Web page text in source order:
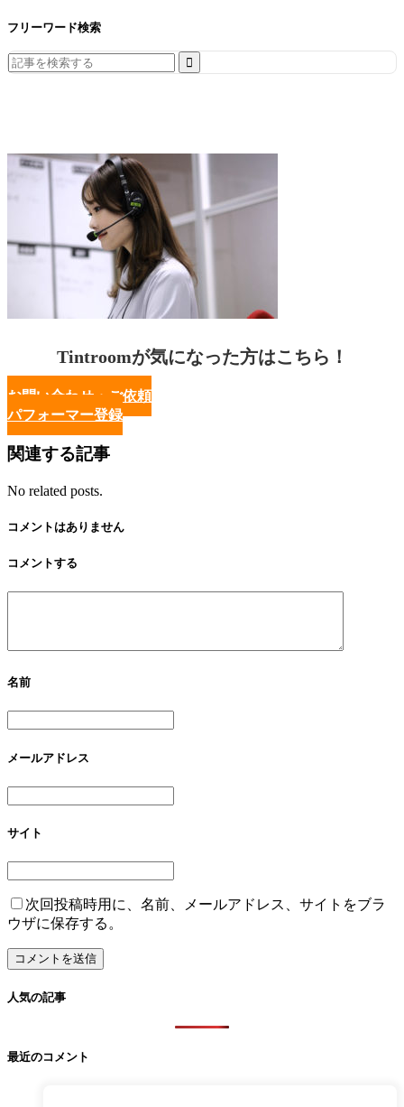
フリーワード検索
Search
for:
Tintroomが気になった方はこちら！
お問い合わせ・ご依頼
パフォーマー登録
関連する記事
No related posts.
コメントはありません
コメントする
名前
メールアドレス
サイト
次回投稿時用に、名前、メールアドレス、サイトをブラ
ウザに保存する。
人気の記事
最近のコメント